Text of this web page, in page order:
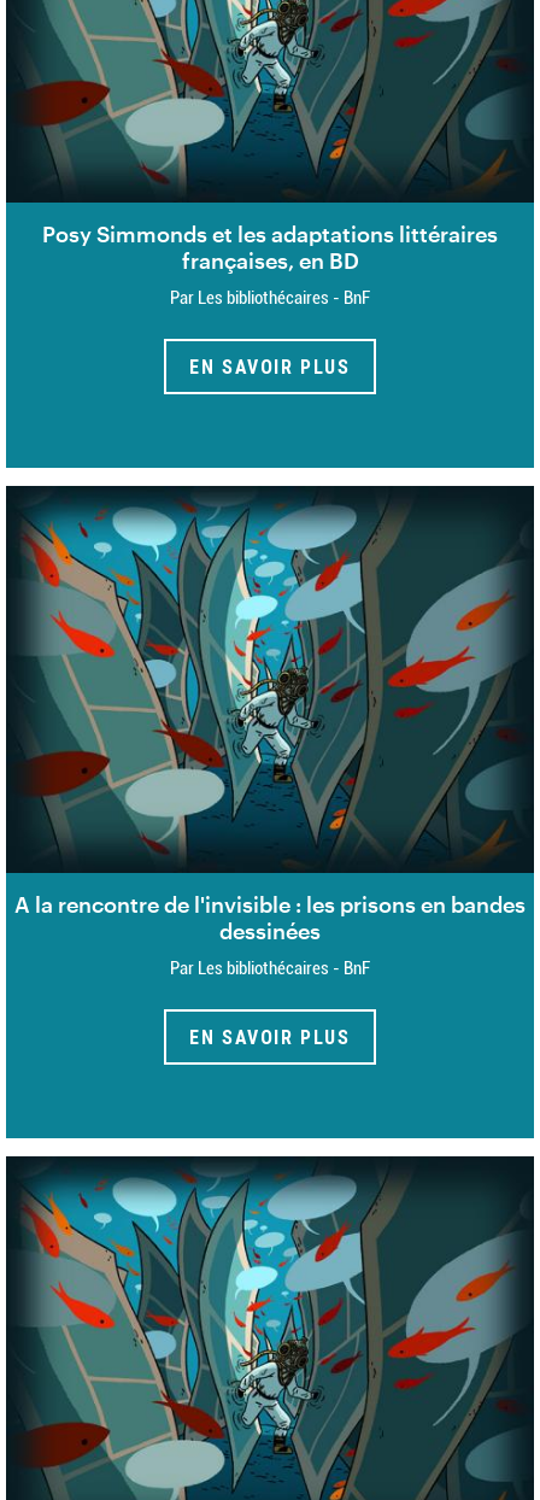
Posy Simmonds et les adaptations littéraires
françaises, en BD
Par Les bibliothécaires - BnF
EN SAVOIR PLUS
A la rencontre de l'invisible : les prisons en bandes
dessinées
Par Les bibliothécaires - BnF
EN SAVOIR PLUS